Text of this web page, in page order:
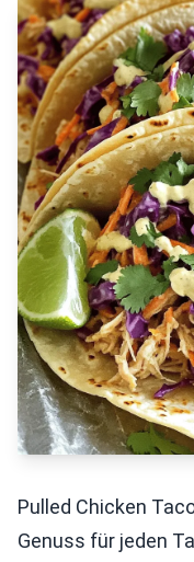
Pulled Chicken
Genuss für jeden